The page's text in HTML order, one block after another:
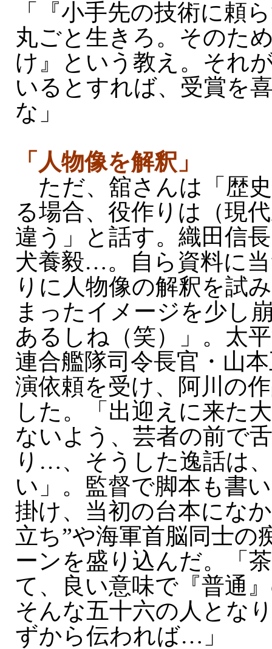
「『小手先の技術に頼
丸ごと生きろ。そのた
け』という教え。それ
いるとすれば、受賞を
な」
「人物像を解釈」
ただ、舘さんは「歴
る場合、役作りは（現
違う」と話す。織田信
犬養毅…。自ら資料に
りに人物像の解釈を試
まったイメージを少し
あるしね（笑）」。太
連合艦隊司令長官・山
演依頼を受け、阿川の
した。「出迎えに来た
ないよう、芸者の前で
り…、そうした逸話は
い」。監督で脚本も書
掛け、当初の台本にな
立ち”や海軍首脳同士の
ーンを盛り込んだ。「
て、良い意味で『普通
そんな五十六の人とな
ずから伝われば…」